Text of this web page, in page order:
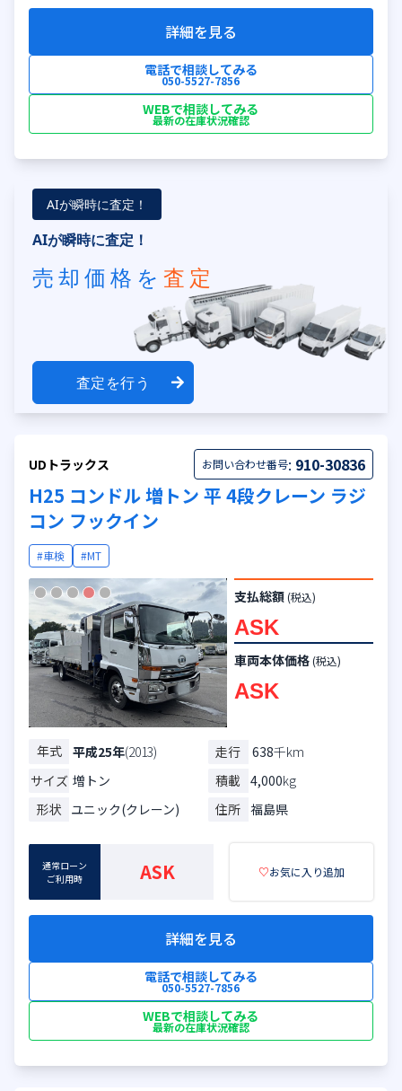
詳細を見る
電話で相談してみる
050-5527-7856
WEBで相談してみる
最新の在庫状況確認
AIが瞬時に査定！
AIが瞬時に査定！
売却価格を 査定
査定を行う
UDトラックス お問い合わせ番号: 910-30836
H25 コンドル 増トン 平 4段クレーン ラジ
コン フックイン
#車検 #MT
支払総額 (税込)
ASK
車両本体価格 (税込)
ASK
年式 平成25年(2013) 走行 638千km
サイズ 増トン 積載 4,000kg
形状 ユニック(クレーン) 住所 福島県
通常ローン
ご利用時
ASK ♡お気に入り追加
詳細を見る
電話で相談してみる
050-5527-7856
WEBで相談してみる
最新の在庫状況確認